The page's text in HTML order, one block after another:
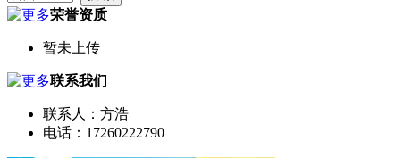
荣誉资质
暂未上传
联系我们
联系人：方浩
电话：17260222790